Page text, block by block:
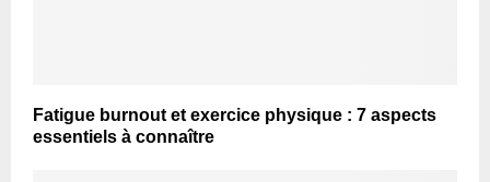
Fatigue burnout et exercice physique : 7 aspects
essentiels à connaître